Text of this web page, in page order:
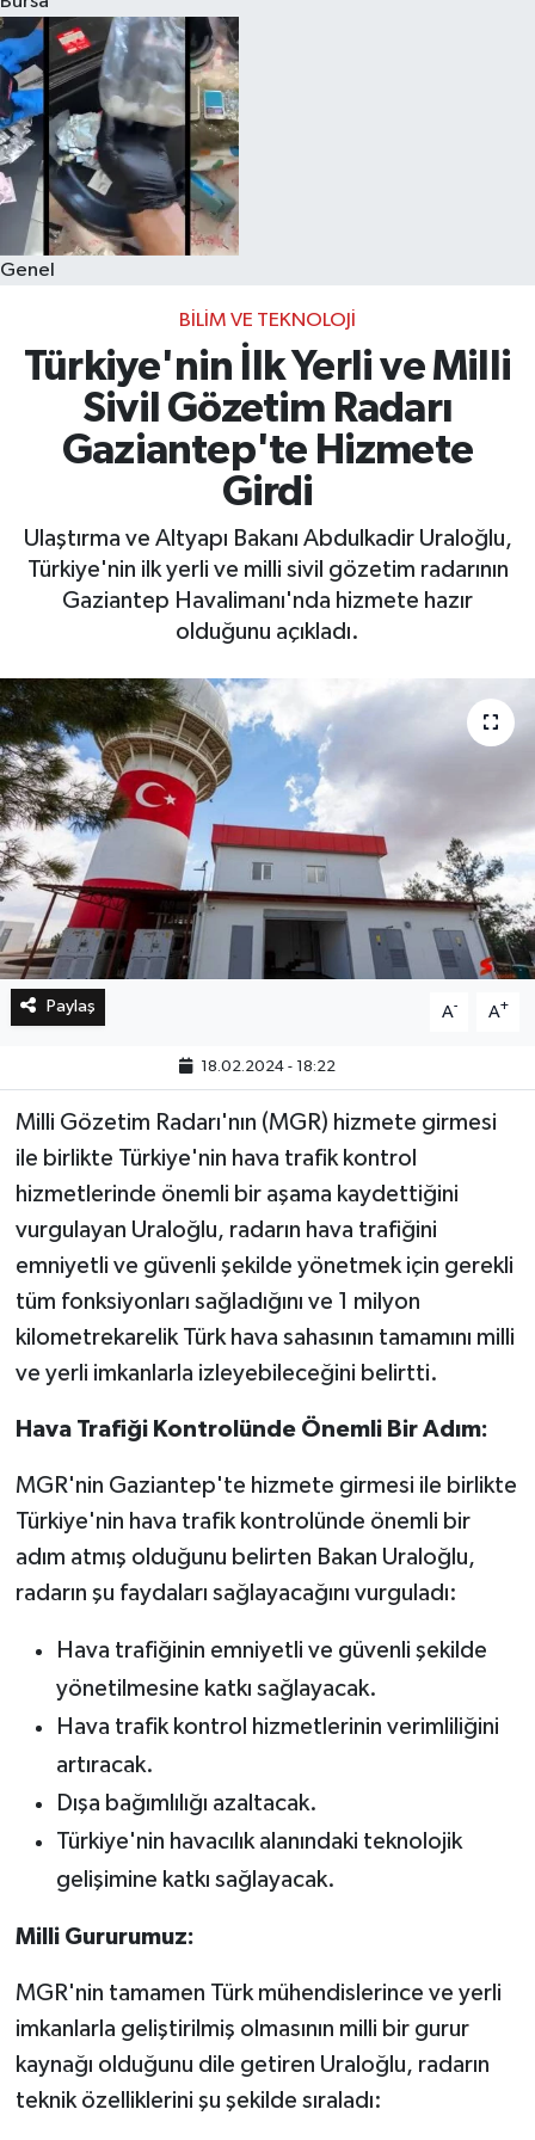
Genel
BILIM VE TEKNOLOJI
Türkiye'nin İlk Yerli ve Milli
Sivil Gözetim Radarı
Gaziantep'te Hizmete
Girdi
Ulaştırma ve Altyapı Bakanı Abdulkadir Uraloğlu,
Türkiye'nin ilk yerli ve milli sivil gözetim radarının
Gaziantep Havalimanı'nda hizmete hazır
olduğunu açıkladı.
Paylaş A- A+
18.02.2024 - 18:22
Milli Gözetim Radarı'nın (MGR) hizmete girmesi
ile birlikte Türkiye'nin hava trafik kontrol
hizmetlerinde önemli bir aşama kaydettiğini
vurgulayan Uraloğlu, radarın hava trafiğini
emniyetli ve güvenli şekilde yönetmek için gerekli
tüm fonksiyonları sağladığını ve 1 milyon
kilometrekarelik Türk hava sahasının tamamını milli
ve yerli imkanlarla izleyebileceğini belirtti.
Hava Trafiği Kontrolünde Önemli Bir Adım:
MGR'nin Gaziantep'te hizmete girmesi ile birlikte
Türkiye'nin hava trafik kontrolünde önemli bir
adım atmış olduğunu belirten Bakan Uraloğlu,
radarın şu faydaları sağlayacağını vurguladı:
Hava trafiğinin emniyetli ve güvenli şekilde
yönetilmesine katkı sağlayacak.
Hava trafik kontrol hizmetlerinin verimliliğini
artıracak.
Dışa bağımlılığı azaltacak.
Türkiye'nin havacılık alanındaki teknolojik
gelişimine katkı sağlayacak.
Milli Gururumuz:
MGR'nin tamamen Türk mühendislerince ve yerli
imkanlarla geliştirilmiş olmasının milli bir gurur
kaynağı olduğunu dile getiren Uraloğlu, radarın
teknik özelliklerini şu şekilde sıraladı:
Eğitim
Sağlık
Dünya
Magazin
Kültür & Sanat
Teknoloji
Bilim
Genel
Bilim, Teknoloji